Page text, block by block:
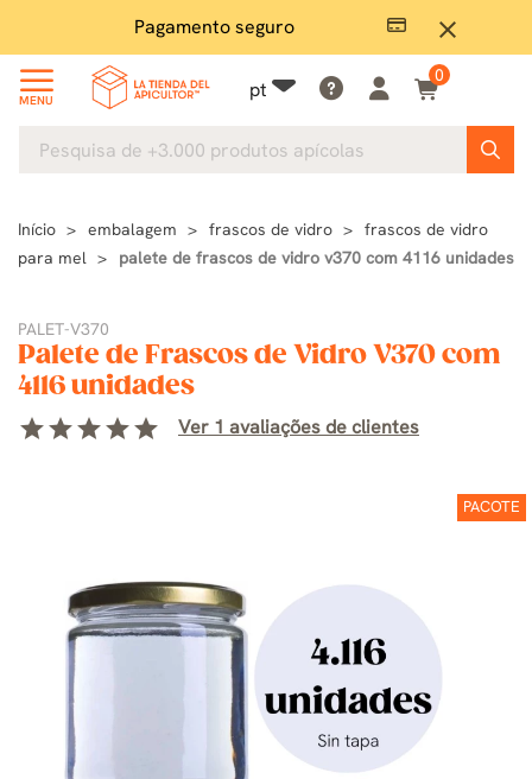
close
Pagamento seguro
MENU pt
0
Início embalagem frascos de vidro
frascos de vidro
para mel
palete de frascos de vidro v370 com 4116 unidades
PALET-V370
Palete de Frascos de Vidro V370 com
4116 unidades
starstarstarstarstar Ver 1 avaliações de clientes
PACOTE